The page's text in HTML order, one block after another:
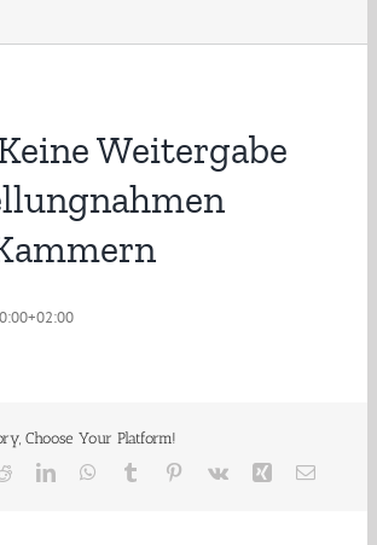
Weitergabe
Choose Your Platform!
RedditLinkedInWhatsApp
Tumblr Pinterest
Vk Xing E-